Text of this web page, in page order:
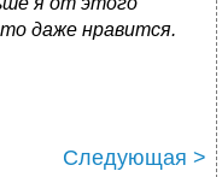
даже нравится.
Следующая >